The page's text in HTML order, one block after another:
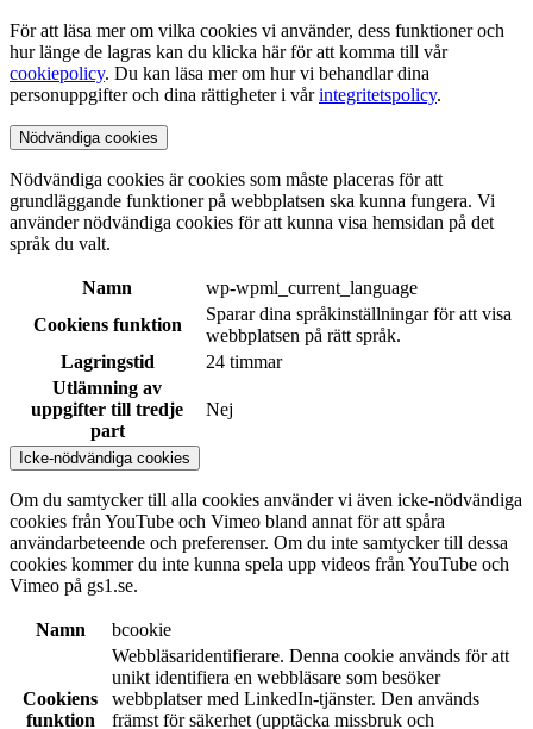
För att läsa mer om vilka cookies vi använder, dess funktioner och
hur länge de lagras kan du klicka här för att komma till vår
cookiepolicy. Du kan läsa mer om hur vi behandlar dina
personuppgifter och dina rättigheter i vårintegritetspolicy.
Nödvändiga cookies
Nödvändiga cookies är cookies som måste placeras för att
grundläggande funktioner på webbplatsen ska kunna fungera. Vi
använder nödvändiga cookies för att kunna visa hemsidan på det
språk du valt.
Namn
wp-wpml_current_language
Cookiens funktion
Sparar dina språkinställningar för att visa
webbplatsen på rätt språk.
Lagringstid
24 timmar
Utlämning av
uppgifter till tredje
part
Nej
Icke-nödvändiga cookies
Om du samtycker till alla cookies använder vi även icke-nödvändiga
cookies från YouTube och Vimeo bland annat för att spåra
användarbeteende och preferenser. Om du inte samtycker till dessa
cookies kommer du inte kunna spela upp videos från YouTube och
Vimeo på gs1.se.
Namn bcookie
Cookiens
funktion
Webbläsaridentifierare. Denna cookie används för att
unikt identifiera en webbläsare som besöker
webbplatser med LinkedIn-tjänster. Den används
främst för säkerhet (upptäcka missbruk och